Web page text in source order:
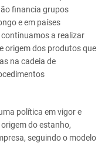
financia grupos
e em países
a realizar
origem dos produtos que
na cadeia de
política em vigor e
do estanho,
seguindo o modelo